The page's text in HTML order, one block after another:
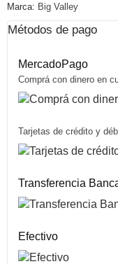
Marca: Big Valley
Métodos de pago
MercadoPago
Comprá con dinero en
Tarjetas de crédito y
Transferencia
Efectivo